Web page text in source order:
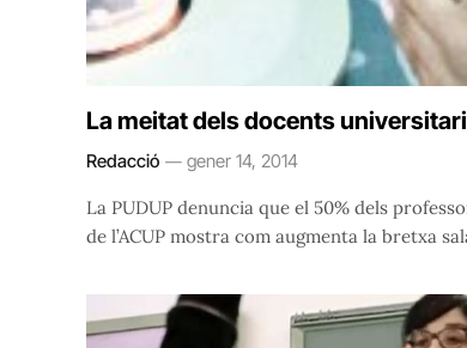
La meitat dels docents
Redacció gener 14, 2014
La PUDUP denuncia que el 50% dels
de l’ACUP mostra com augmenta la bretxa